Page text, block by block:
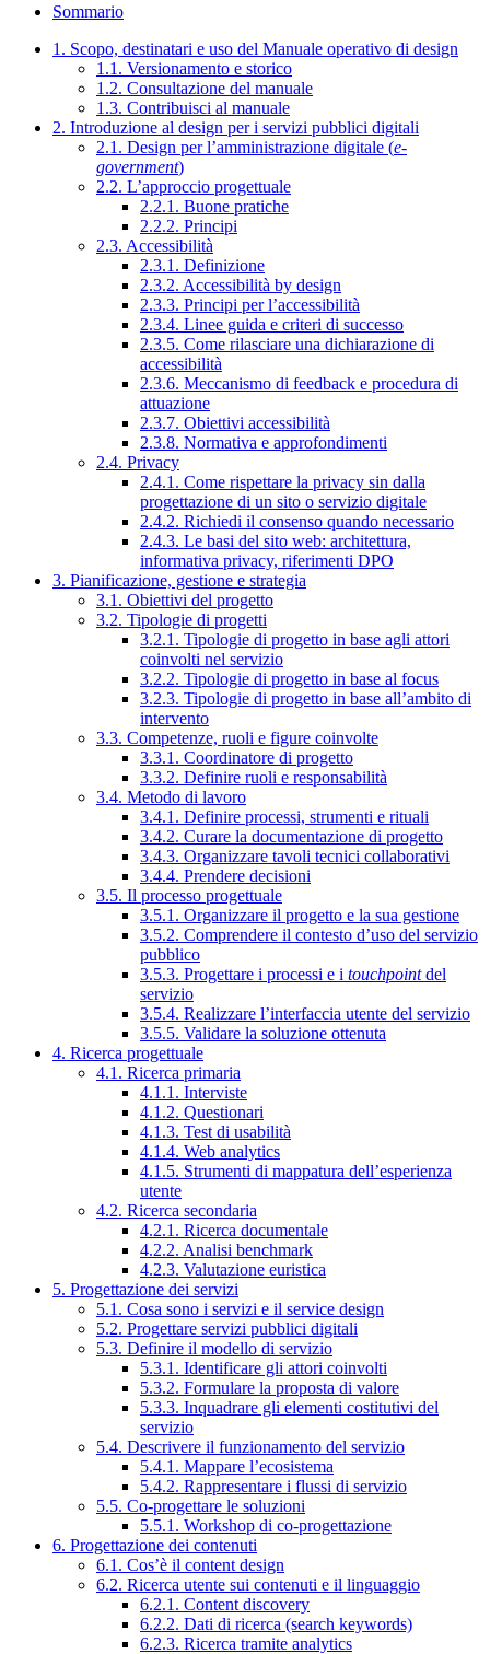
Sommario
1. Scopo, destinatari e uso del Manuale operativo di design
1.1. Versionamento e storico
1.2. Consultazione del manuale
1.3. Contribuisci al manuale
2. Introduzione al design per i servizi pubblici digitali
2.1. Design per l’amministrazione digitale (e-
government)
2.2. L’approccio progettuale
2.2.1. Buone pratiche
2.2.2. Principi
2.3. Accessibilità
2.3.1. Definizione
2.3.2. Accessibilità by design
2.3.3. Principi per l’accessibilità
2.3.4. Linee guida e criteri di successo
2.3.5. Come rilasciare una dichiarazione di
accessibilità
2.3.6. Meccanismo di feedback e procedura di
attuazione
2.3.7. Obiettivi accessibilità
2.3.8. Normativa e approfondimenti
2.4. Privacy
2.4.1. Come rispettare la privacy sin dalla
progettazione di un sito o servizio digitale
2.4.2. Richiedi il consenso quando necessario
2.4.3. Le basi del sito web: architettura,
informativa privacy, riferimenti DPO
3. Pianificazione, gestione e strategia
3.1. Obiettivi del progetto
3.2. Tipologie di progetti
3.2.1. Tipologie di progetto in base agli attori
coinvolti nel servizio
3.2.2. Tipologie di progetto in base al focus
3.2.3. Tipologie di progetto in base all’ambito di
intervento
3.3. Competenze, ruoli e figure coinvolte
3.3.1. Coordinatore di progetto
3.3.2. Definire ruoli e responsabilità
3.4. Metodo di lavoro
3.4.1. Definire processi, strumenti e rituali
3.4.2. Curare la documentazione di progetto
3.4.3. Organizzare tavoli tecnici collaborativi
3.4.4. Prendere decisioni
3.5. Il processo progettuale
3.5.1. Organizzare il progetto e la sua gestione
3.5.2. Comprendere il contesto d’uso del servizio
pubblico
3.5.3. Progettare i processi e i touchpointdel
servizio
3.5.4. Realizzare l’interfaccia utente del servizio
3.5.5. Validare la soluzione ottenuta
4. Ricerca progettuale
4.1. Ricerca primaria
4.1.1. Interviste
4.1.2. Questionari
4.1.3. Test di usabilità
4.1.4. Web analytics
4.1.5. Strumenti di mappatura dell’esperienza
utente
4.2. Ricerca secondaria
4.2.1. Ricerca documentale
4.2.2. Analisi benchmark
4.2.3. Valutazione euristica
5. Progettazione dei servizi
5.1. Cosa sono i servizi e il service design
5.2. Progettare servizi pubblici digitali
5.3. Definire il modello di servizio
5.3.1. Identificare gli attori coinvolti
5.3.2. Formulare la proposta di valore
5.3.3. Inquadrare gli elementi costitutivi del
servizio
5.4. Descrivere il funzionamento del servizio
5.4.1. Mappare l’ecosistema
5.4.2. Rappresentare i flussi di servizio
5.5. Co-progettare le soluzioni
5.5.1. Workshop di co-progettazione
6. Progettazione dei contenuti
6.1. Cos’è il content design
6.2. Ricerca utente sui contenuti e il linguaggio
6.2.1. Content discovery
6.2.2. Dati di ricerca (search keywords)
6.2.3. Ricerca tramite analytics